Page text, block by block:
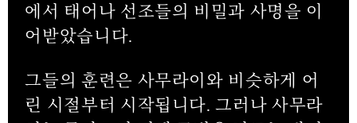
에서 태어나 선조들의 비밀과 사명을 이
어받았습니다.
그들의 훈련은 사무라이와 비슷하게 어
린 시절부터 시작됩니다. 그러나 사무라